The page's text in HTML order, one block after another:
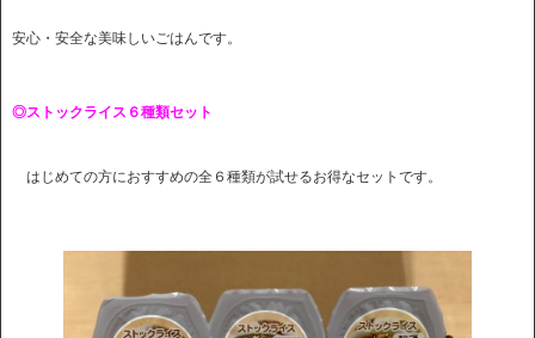
安心・安全な美味しいごはんです。
◎ストックライス６種類セット
はじめての方におすすめの全６種類が試せるお得なセットです。